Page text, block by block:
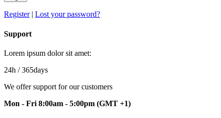
Register| Lost your password?
Support
Lorem ipsum dolor sit amet:
24h / 365days
We offer support for our customers
Mon - Fri 8:00am - 5:00pm (GMT +1)